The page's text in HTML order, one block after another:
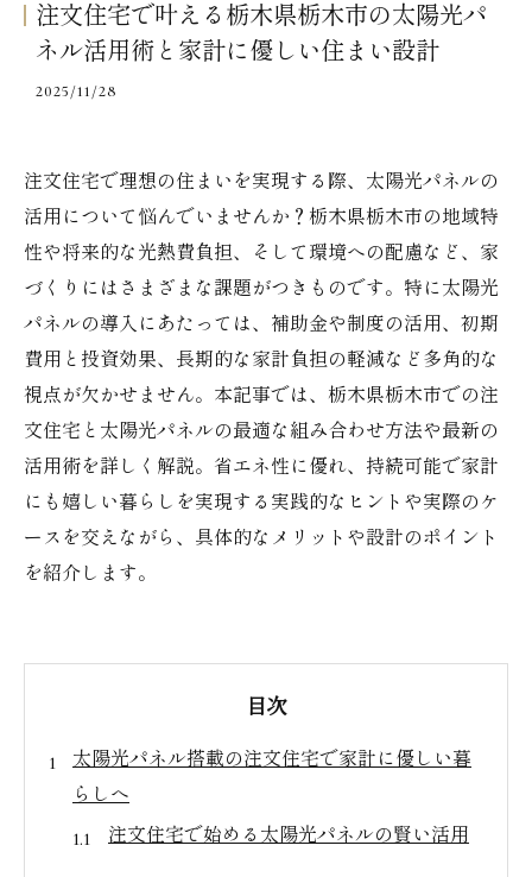
注文住宅で叶える栃木県栃木市の太陽光パ
ネル活用術と家計に優しい住まい設計
2025/11/28
注文住宅で理想の住まいを実現する際、太陽光パネルの
活用について悩んでいませんか？栃木県栃木市の地域特
性や将来的な光熱費負担、そして環境への配慮など、家
づくりにはさまざまな課題がつきものです。特に太陽光
パネルの導入にあたっては、補助金や制度の活用、初期
費用と投資効果、長期的な家計負担の軽減など多角的な
視点が欠かせません。本記事では、栃木県栃木市での注
文住宅と太陽光パネルの最適な組み合わせ方法や最新の
活用術を詳しく解説。省エネ性に優れ、持続可能で家計
にも嬉しい暮らしを実現する実践的なヒントや実際のケ
ースを交えながら、具体的なメリットや設計のポイント
を紹介します。
目次
太陽光パネル搭載の注文住宅で家計に優しい暮
らしへ
注文住宅で始める太陽光パネルの賢い活用